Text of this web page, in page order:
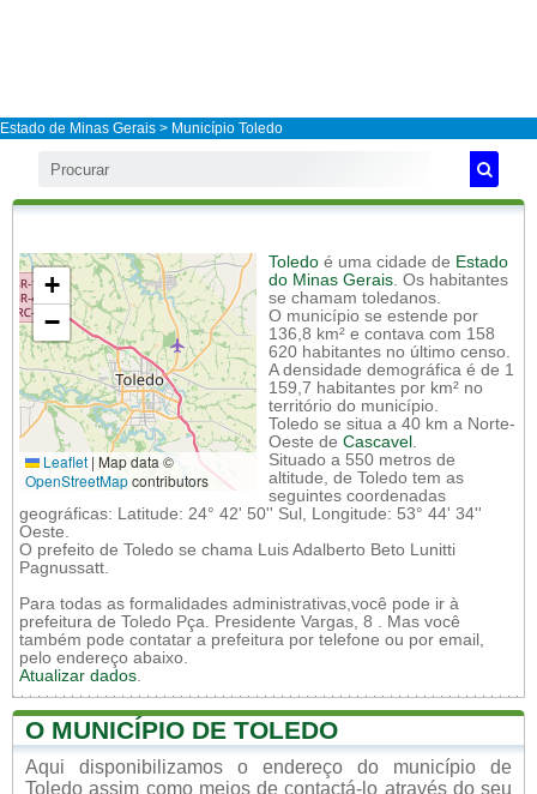
Estado de Minas Gerais > Município Toledo
+
−
Leaflet | Map data ©
OpenStreetMapcontributors
Toledo é uma cidade de Estado
do Minas Gerais. Os habitantes
se chamam toledanos.
O município se estende por
136,8 km² e contava com 158
620 habitantes no último censo.
A densidade demográfica é de 1
159,7 habitantes por km² no
território do município.
Toledo se situa a 40 km a Norte-
Oeste de Cascavel .
Situado a 550 metros de
altitude, de Toledo tem as
seguintes coordenadas
geográficas: Latitude: 24° 42' 50'' Sul, Longitude: 53° 44' 34''
Oeste.
O prefeito de Toledo se chama Luis Adalberto Beto Lunitti
Pagnussatt.
Para todas as formalidades administrativas,você pode ir à
prefeitura de Toledo Pça. Presidente Vargas, 8 . Mas você
também pode contatar a prefeitura por telefone ou por email,
pelo endereço abaixo.
Atualizar dados.
O MUNICÍPIO DE TOLEDO
Aqui disponibilizamos o endereço do município de
Toledo assim como meios de contactá-lo através do seu